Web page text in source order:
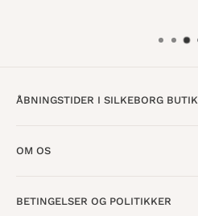
ÅBNINGSTIDER I SILKEBORG BUTIK
Fredag · 10:00 - 18:00
Vestergade 8
OM OS
Find butik
BETINGELSER OG POLITIKKER